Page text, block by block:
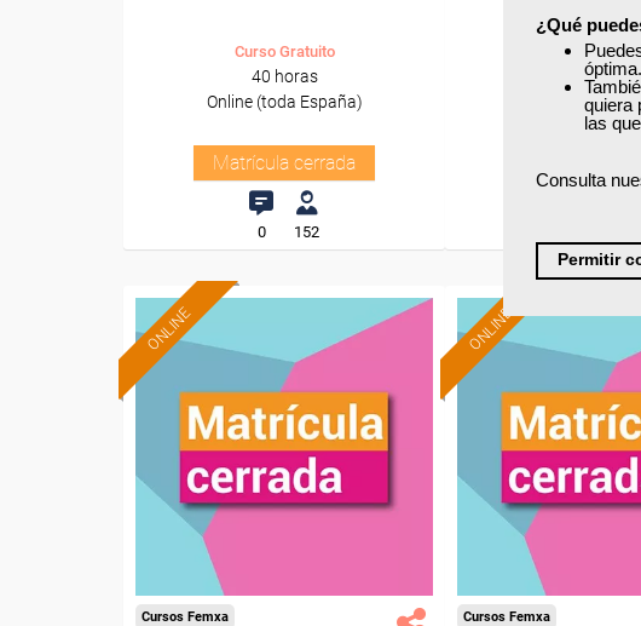
¿Qué
óptima.
quiera
las
Consulta
Permitir
Curso Gratuito
40 horas
Online (toda España)
Matrícula cerrada
0 152
Curso
75 horas
Online (toda
ONLINE
Cursos Femxa
ONLINE
Cursos Femxa